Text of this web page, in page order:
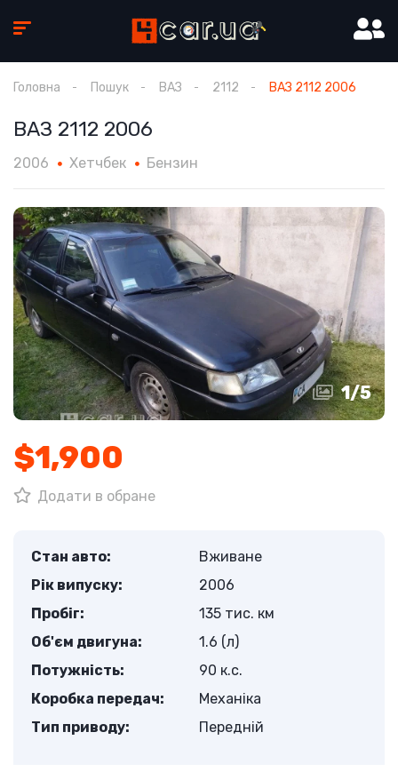
Головна Пошук ВАЗ 2112 ВАЗ 2112 2006
ВАЗ 2112 2006
2006 Хетчбек Бензин
1/5
$1,900
Додати в обране
Стан авто:
Вживане
Рік випуску:
2006
Пробіг:
135 тис. км
Об'єм двигуна:
1.6 (л)
Потужність:
90 к.с.
Коробка передач:
Механіка
Тип приводу:
Передній